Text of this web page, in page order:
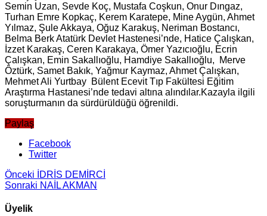
Semin Uzan, Sevde Koç, Mustafa Coşkun, Onur Dıngaz,
Turhan Emre Kopkaç, Kerem Karatepe, Mine Aygün, Ahmet
Yılmaz, Şule Akkaya, Oğuz Karakuş, Neriman Bostancı,
Belma Berk Atatürk Devlet Hastenesi’nde, Hatice Çalışkan,
İzzet Karakaş, Ceren Karakaya, Ömer Yazıcıoğlu, Ecrin
Çalışkan, Emin Sakallıoğlu, Hamdiye Sakallıoğlu, Merve
Öztürk, Samet Bakık, Yağmur Kaymaz, Ahmet Çalışkan,
Mehmet Ali Yurtbay Bülent Ecevit Tıp Fakültesi Eğitim
Araştırma Hastanesi’nde tedavi altına alındılar.Kazayla ilgili
soruşturmanın da sürdürüldüğü öğrenildi.
Paylaş
Facebook
Twitter
Önceki İDRİS DEMİRCİ
Sonraki NAİL AKMAN
Üyelik